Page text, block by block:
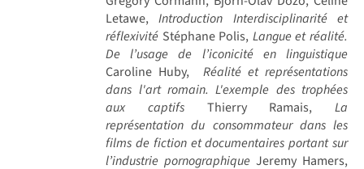
Letawe, Introduction Interdisciplinarité et
réflexivité Stéphane Polis, Langue et réalité.
De l’usage de l’iconicité en linguistique
Caroline Huby,
Réalité et représentations
dans l'art romain. L'exemple des trophées
aux captifsThierry Ramais, La
représentation du consommateur dans les
films de fiction et documentaires portant sur
l’industrie pornographique Jeremy Hamers,